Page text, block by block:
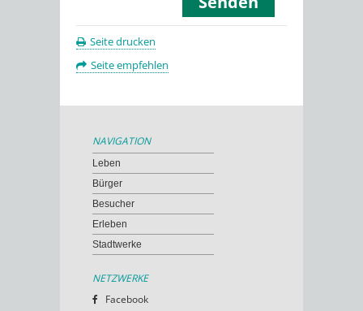
Seite drucken
Seite empfehlen
NAVIGATION
Leben
Bürger
Besucher
Erleben
Stadtwerke
NETZWERKE
Facebook